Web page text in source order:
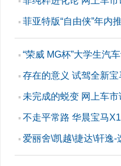
▪ 菲亚特版“自由侠”年内
▪ “荣威 MG杯”大学生汽
▪ 存在的意义 试驾全新
▪ 未完成的蜕变 网上车
▪ 不走平常路 华晨宝马
▪ 爱丽舍\凯越\捷达\轩逸-